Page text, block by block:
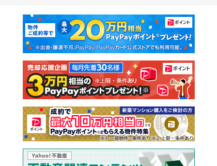
新築マンション 中古マンション
新築一戸建て 中古一戸建て
注文住宅 土地
売却査定
マンションカタログ 教えて！住まいの先生